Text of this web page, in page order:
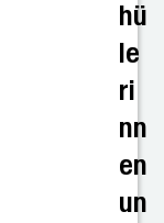
hü
le
ri
nn
en
un